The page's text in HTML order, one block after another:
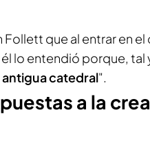
Follett que al entrar en el
él lo entendió porque, tal
catedral".
a la